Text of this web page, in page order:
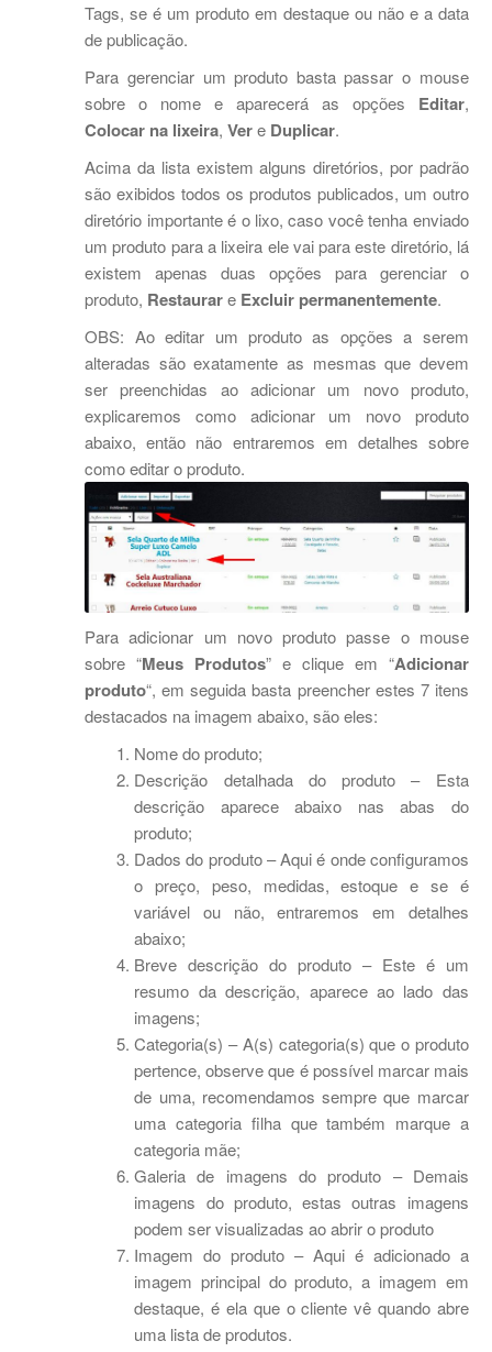
Tags, se é um produto em destaque ou não e a data
de publicação.
Para gerenciar um produto basta passar o mouse
sobre o nome e aparecerá as opções Editar,
Colocar na lixeira,Vere Duplicar.
Acima da lista existem alguns diretórios, por padrão
são exibidos todos os produtos publicados, um outro
diretório importante é o lixo, caso você tenha enviado
um produto para a lixeira ele vai para este diretório, lá
existem apenas duas opções para gerenciar o
produto, Restaurare Excluir permanentemente.
OBS: Ao editar um produto as opções a serem
alteradas são exatamente as mesmas que devem
ser preenchidas ao adicionar um novo produto,
explicaremos como adicionar um novo produto
abaixo, então não entraremos em detalhes sobre
como editar o produto.
Para adicionar um novo produto passe o mouse
sobre “Meus Produtos” e clique em “Adicionar
produto“, em seguida basta preencher estes 7 itens
destacados na imagem abaixo, são eles:
Nome do produto;
Descrição detalhada do produto – Esta
descrição aparece abaixo nas abas do
produto;
Dados do produto – Aqui é onde configuramos
o preço, peso, medidas, estoque e se é
variável ou não, entraremos em detalhes
abaixo;
Breve descrição do produto – Este é um
resumo da descrição, aparece ao lado das
imagens;
Categoria(s) – A(s) categoria(s) que o produto
pertence, observe que é possível marcar mais
de uma, recomendamos sempre que marcar
uma categoria filha que também marque a
categoria mãe;
Galeria de imagens do produto – Demais
imagens do produto, estas outras imagens
podem ser visualizadas ao abrir o produto
Imagem do produto – Aqui é adicionado a
imagem principal do produto, a imagem em
destaque, é ela que o cliente vê quando abre
uma lista de produtos.